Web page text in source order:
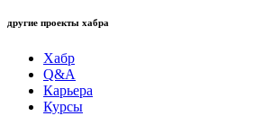
другие проекты хабра
Хабр
Q&A
Карьера
Курсы